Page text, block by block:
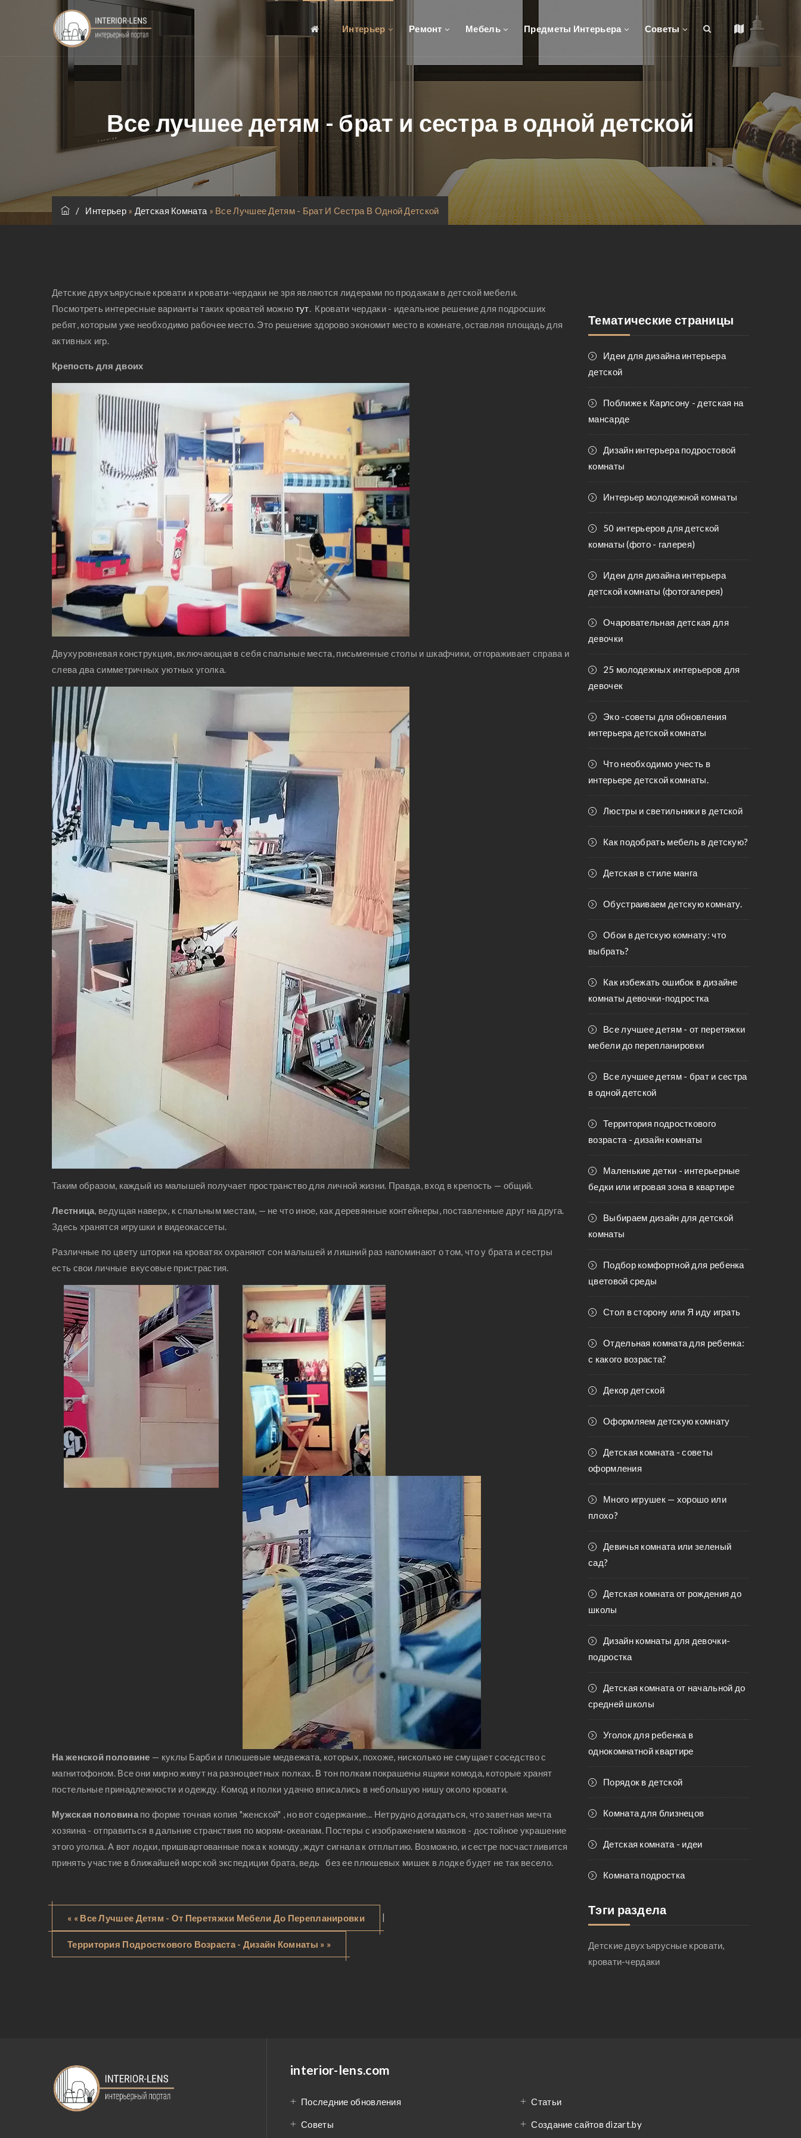
Интерьер Ремонт Мебель Предметы Интерьера Советы
Все лучшее детям - брат и сестра в одной детской
/ Интерьер » Детская Комната » Все Лучшее Детям - Брат И Сестра В Одной Детской
Детские двухъярусные кровати и кровати-чердаки не зря являются лидерами по продажам в детской мебели.
Посмотреть интересные варианты таких кроватей можно тут. Кровати чердаки - идеальное решение для подросших
ребят, которым уже необходимо рабочее место. Это решение здорово экономит место в комнате, оставляя площадь для
активных игр.
Крепость для двоих
Двухуровневая конструкция, включающая в себя спальные места, письменные столы и шкафчики, отгораживает справа и
слева два симметричных уютных уголка.
Таким образом, каждый из малышей получает пространство для личной жизни. Правда, вход в крепость — общий.
Лестница, ведущая наверх, к спальным местам, — не что иное, как деревянные контейнеры, поставленные друг на друга.
Здесь хранятся игрушки и видеокассеты.
Различные по цвету шторки на кроватях охраняют сон малышей и лишний раз напоминают о том, что у брата и сестры
есть свои личные вкусовые пристрастия.
На женской половине — куклы Барби и плюшевые медвежата, которых, похоже, нисколько не смущает соседство с
магнитофоном. Все они мирно живут на разноцветных полках. В тон полкам покрашены ящики комода, которые хранят
постельные принадлежности и одежду. Комод и полки удачно вписались в небольшую нишу около кровати.
Мужская половина по форме точная копия "женской" , но вот содержание... Нетрудно догадаться, что заветная мечта
хозяина - отправиться в дальние странствия по морям-океанам. Постеры с изображением маяков - достойное украшение
этого уголка. А вот лодки, пришвартованные пока к комоду, ждут сигнала к отплытию. Возможно, и сестре посчастливится
принять участие в ближайшей морской экспедиции брата, ведь без ее плюшевых мишек в лодке будет не так весело.
« « Все Лучшее Детям - От Перетяжки Мебели До Перепланировки |
Территория Подросткового Возраста - Дизайн Комнаты » »
Тематические страницы
Идеи для дизайна интерьера
детской
Поближе к Карлсону - детская на
мансарде
Дизайн интерьера подростовой
комнаты
Интерьер молодежной комнаты
50 интерьеров для детской
комнаты (фото - галерея)
Идеи для дизайна интерьера
детской комнаты (фотогалерея)
Очаровательная детская для
девочки
25 молодежных интерьеров для
девочек
Эко -советы для обновления
интерьера детской комнаты
Что необходимо учесть в
интерьере детской комнаты.
Люстры и светильники в детской
Как подобрать мебель в детскую?
Детская в стиле манга
Обустраиваем детскую комнату.
Обои в детскую комнату: что
выбрать?
Как избежать ошибок в дизайне
комнаты девочки-подростка
Все лучшее детям - от перетяжки
мебели до перепланировки
Все лучшее детям - брат и сестра
в одной детской
Территория подросткового
возраста - дизайн комнаты
Маленькие детки - интерьерные
бедки или игровая зона в квартире
Выбираем дизайн для детской
комнаты
Подбор комфортной для ребенка
цветовой среды
Стол в сторону или Я иду играть
Отдельная комната для ребенка:
с какого возраста?
Декор детской
Оформляем детскую комнату
Детская комната - советы
оформления
Много игрушек — хорошо или
плохо?
Девичья комната или зеленый
сад?
Детская комната от рождения до
школы
Дизайн комнаты для девочки-
подростка
Детская комната от начальной до
средней школы
Уголок для ребенка в
однокомнатной квартире
Порядок в детской
Комната для близнецов
Детская комната - идеи
Комната подростка
Тэги раздела
Детские двухъярусные кровати,
кровати-чердаки
interior-lens.com
Последние обновления Статьи
Советы Создание сайтов dizart.by